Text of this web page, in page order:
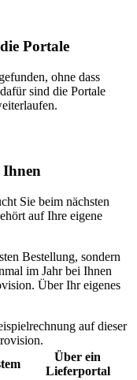
Portale
ohne dass
sind die Portale
Ihnen
Sie beim nächsten
auf Ihre eigene
Bestellung, sondern
im Jahr bei Ihnen
Über Ihr eigenes
auf dieser
Über ein
Lieferportal